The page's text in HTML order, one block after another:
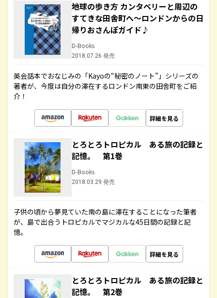
地球の歩き方 カンタベリーと周辺の
すてきな田舎町へ～ロンドンからの日
帰りおさんぽガイド♪
D-Books
2018.07.26 発売
英会話本でおなじみの「Kayoの“秘密のノート”」シリーズの
著者が、今度は自分の滞在するロンドン南東の田舎町をご紹
介！
詳細を見る
とろとろトロピカル ある旅の記録と
記憶。 第1巻
D-Books
2018.03.29 発売
子供の頃から夢見ていた南の島に滞在することになった筆者
が、島で出合うトロピカルでマジカルな45日間の記録と記
憶。
詳細を見る
とろとろトロピカル ある旅の記録と
記憶。 第2巻